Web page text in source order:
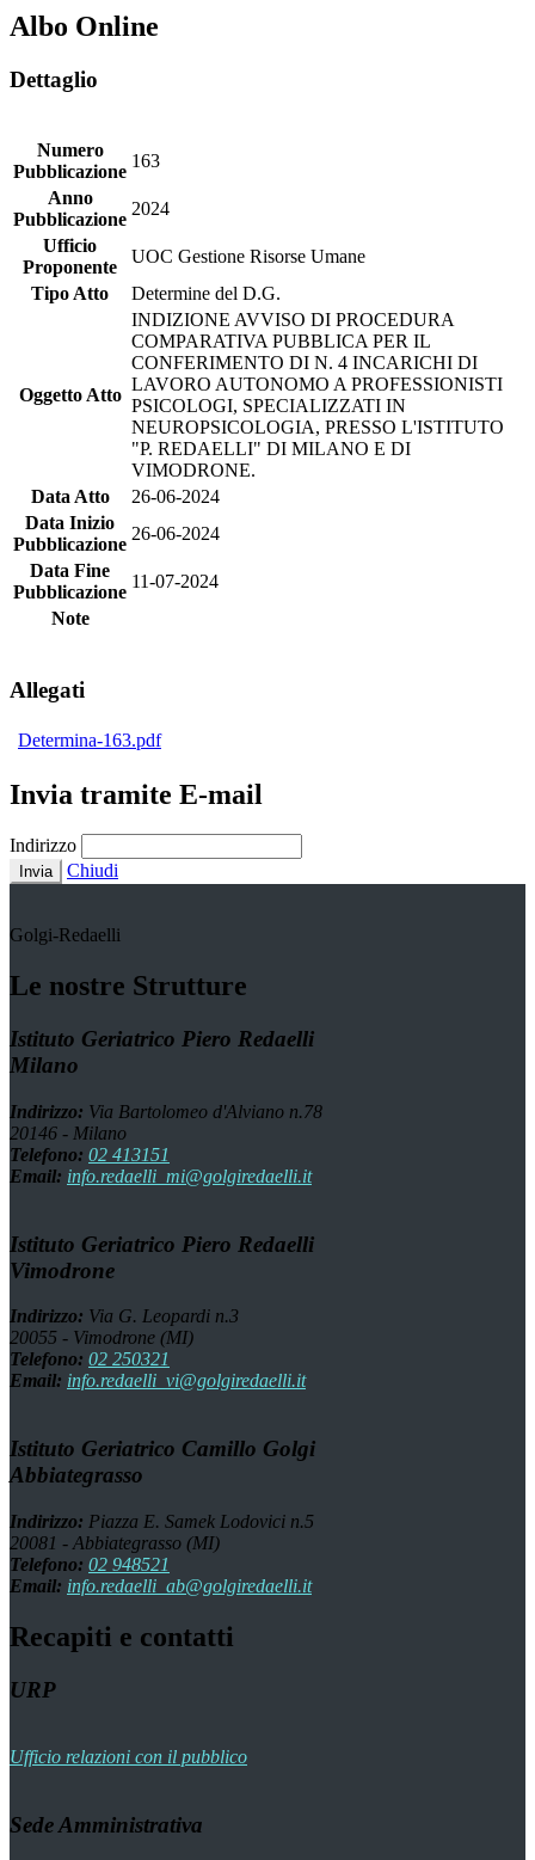
Albo Online
Dettaglio
Numero
Pubblicazione
163
Anno
Pubblicazione
2024
Ufficio
Proponente
UOC Gestione Risorse Umane
Tipo Atto
Determine del D.G.
Oggetto Atto
INDIZIONE AVVISO DI PROCEDURA
COMPARATIVA PUBBLICA PER IL
CONFERIMENTO DI N. 4 INCARICHI DI
LAVORO AUTONOMO A PROFESSIONISTI
PSICOLOGI, SPECIALIZZATI IN
NEUROPSICOLOGIA, PRESSO L'ISTITUTO
"P. REDAELLI" DI MILANO E DI
VIMODRONE.
Data Atto
26-06-2024
Data Inizio
Pubblicazione
26-06-2024
Data Fine
Pubblicazione
11-07-2024
Note
Allegati
Determina-163.pdf
Invia tramite E-mail
Indirizzo
Invia Chiudi
Golgi-Redaelli
Le nostre Strutture
Istituto Geriatrico Piero Redaelli
Milano
Indirizzo: Via Bartolomeo d'Alviano n.78
20146 - Milano
Telefono: 02 413151
Email: info.redaelli_mi@golgiredaelli.it
Istituto Geriatrico Piero Redaelli
Vimodrone
Indirizzo: Via G. Leopardi n.3
20055 - Vimodrone (MI)
Telefono: 02 250321
Email: info.redaelli_vi@golgiredaelli.it
Istituto Geriatrico Camillo Golgi
Abbiategrasso
Indirizzo: Piazza E. Samek Lodovici n.5
20081 - Abbiategrasso (MI)
Telefono: 02 948521
Email: info.redaelli_ab@golgiredaelli.it
Recapiti e contatti
URP
Ufficio relazioni con il pubblico
Sede Amministrativa